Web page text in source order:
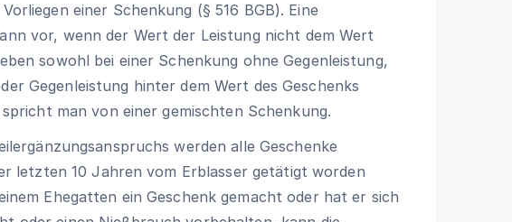
einer Schenkung (§ 516 BGB). Eine
vor, wenn der Wert der Leistung nicht dem Wert
sowohl bei einer Schenkung ohne Gegenleistung,
Gegenleistung hinter dem Wert des Geschenks
man von einer gemischten Schenkung.
werden alle Geschenke
letzten 10 Jahren vom Erblasser getätigt worden
Ehegatten ein Geschenk gemacht oder hat er sich